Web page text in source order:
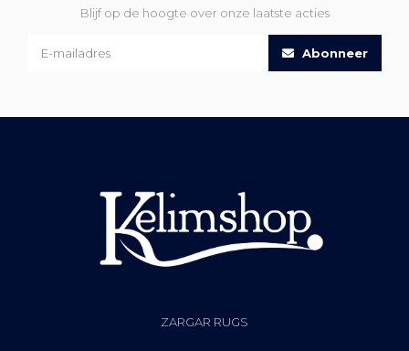
Blijf op de hoogte over onze laatste acties
Abonneer
ZARGAR RUGS